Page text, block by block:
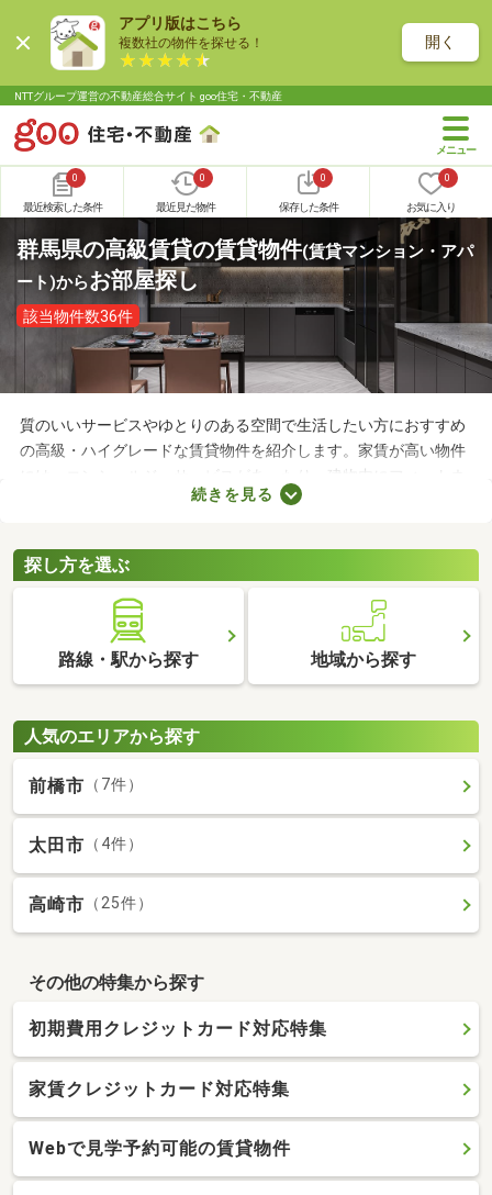
アプリ版はこちら
複数社の物件を探せる！ 開く
NTTグループ運営の不動産総合サイト goo住宅・不動産
0
最近検索した条件
0
最近見た物件
0
保存した条件
0
お気に入り
群馬県の高級賃貸の賃貸物件(賃貸マンション・アパ
ート)からお部屋探し
該当物件数36件
質のいいサービスやゆとりのある空間で生活したい方におすすめ
の高級・ハイグレードな賃貸物件を紹介します。家賃が高い物件
には、コンシェルジュサービスがあったり、建物内にフィットネ
スルームがあったりとサービスの充実度が抜群。お部屋も広々と
る高級・ハイグレードな物件から、気になるお部屋を見つけてく
ださいね。
続きを見る
探し方を選ぶ
路線・駅から探す 地域から探す
人気のエリアから探す
前橋市 （7件）
太田市 （4件）
高崎市 （25件）
その他の特集から探す
初期費用クレジットカード対応特集
家賃クレジットカード対応特集
Webで見学予約可能の賃貸物件